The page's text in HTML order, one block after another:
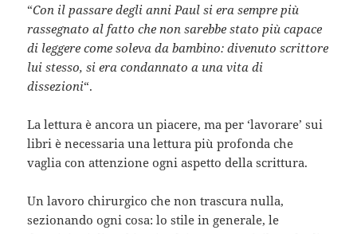
“Con il passare degli anni Paul si era sempre più
rassegnato al fatto che non sarebbe stato più capace
di leggere come soleva da bambino: divenuto scrittore
lui stesso, si era condannato a una vita di
dissezioni“.
La lettura è ancora un piacere, ma per ‘lavorare’ sui
libri è necessaria una lettura più profonda che
vaglia con attenzione ogni aspetto della scrittura.
Un lavoro chirurgico che non trascura nulla,
sezionando ogni cosa: lo stile in generale, le